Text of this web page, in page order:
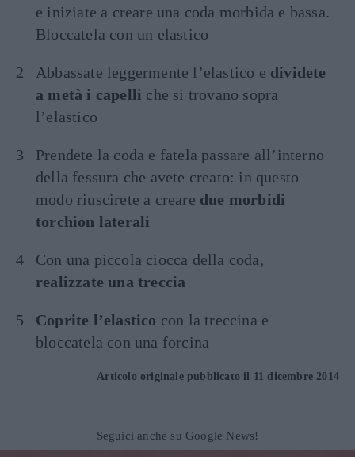
e iniziate a creare una coda morbida e bassa.
Bloccatela con un elastico
Abbassate leggermente l’elastico e dividete
a metà i capelli che si trovano sopra
l’elastico
Prendete la coda e fatela passare all’interno
della fessura che avete creato: in questo
modo riuscirete a creare due morbidi
torchion laterali
Con una piccola ciocca della coda,
realizzate una treccia
Coprite l’elastico con la treccina e
bloccatela con una forcina
Articolo originale pubblicato il 11 dicembre 2014
Seguici anche su Google News!